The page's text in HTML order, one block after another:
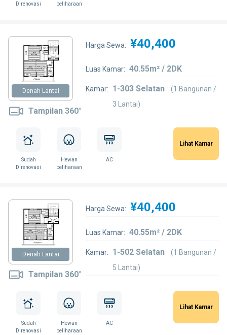
Direnovasi
peliharaan
Denah Lantai
Tampilan 360°
Harga Sewa: ¥40,400
Luas Kamar: 40.55m² / 2DK
Kamar: 1-303 Selatan
(1 Bangunan /
3 Lantai)
Sudah
Direnovasi
Hewan
peliharaan
AC
Lihat Kamar
Denah Lantai
Tampilan 360°
Harga Sewa: ¥40,400
Luas Kamar: 40.55m² / 2DK
Kamar: 1-502 Selatan
(1 Bangunan /
5 Lantai)
Sudah
Direnovasi
Hewan
peliharaan
AC
Lihat Kamar